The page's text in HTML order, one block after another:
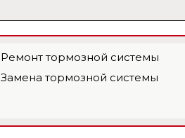
Ремонт тормозной системы
Замена тормозной системы